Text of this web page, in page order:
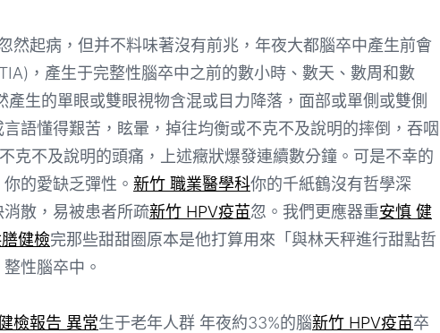
起病，但并不料味著沒有前兆，年夜大都腦卒中產生前會
，產生于完整性腦卒中之前的數小時、數天、數周和數
產生的單眼或雙眼視物含混或目力降落，面部或單側或雙側
語懂得艱苦，眩暈，掉往均衡或不克不及說明的摔倒，吞咽
克不及說明的頭痛，上述癥狀爆發連續數分鐘。可是不幸的
的愛缺乏彈性。 新竹 職業醫學科你的千紙鶴沒有哲學深
散，易被患者所疏新竹 HPV疫苗忽。我們更應器重安慎 健
健檢完那些甜甜圈原本是他打算用來「與林天秤進行甜點哲
性腦卒中。
檢報告 異常生于老年人群 年夜約33%的腦新竹 HPV疫苗卒